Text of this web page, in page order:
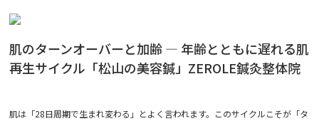
肌のターンオーバーと加齢 ― 年齢とともに遅れる肌
再生サイクル「松山の美容鍼」ZEROLE鍼灸整体院
肌は「28日周期で生まれ変わる」とよく言われます。このサイクルこそが「タ